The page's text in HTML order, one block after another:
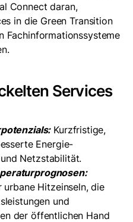
Connect daran,
in die Green Transition
Fachinformationssysteme
Services
Kurzfristige,
Energie-
Netzstabilität.
Hitzeinseln, die
und
der öffentlichen Hand